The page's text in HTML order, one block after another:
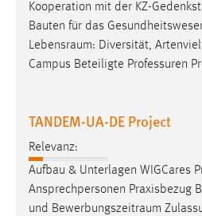
Kooperation mit der KZ-
Bauten für das
Lebensraum: Diversität,
Campus Beteiligte Professuren
TANDEM-UA-DE Project
Relevanz:
Aufbau & Unterlagen WIGCares
Ansprechpersonen Praxisbezug
und Bewerbungszeitraum